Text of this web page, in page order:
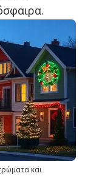
και